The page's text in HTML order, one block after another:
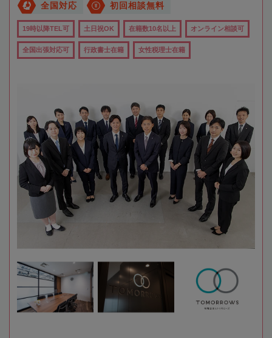
全国対応 初回相談無料
19時以降TEL可 土日祝OK 在籍数10名以上 オンライン相談可
全国出張対応可 行政書士在籍 女性税理士在籍